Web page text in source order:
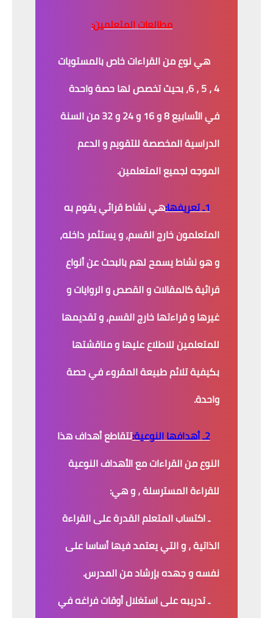
مطالعات المتعلمين:
هي نوع من القراءات خاص بالمستويات
4 ، 5 ، 6، بحيث تخصص لها حصة واحدة
في الأسابيع 8 و 16 و 24 و 32 من السنة
الدراسية المخصصة للتقويم و الدعم
الموجه لجميع المتعلمين.
1ـ تعريفها:
هي نشاط قرائي يقوم به
المتعلمون خارج القسم، و يستثمر داخله،
و هو نشاط يسمح لهم بالبحث عن أنواع
قرائية كالمقالات و القصص و الروايات و
غيرها و قراءتها خارج القسم، و تقديمها
للمتعلمين للاطلاع عليها و مناقشتها
بكيفية تلائم طبيعة المقروء في حصة
واحدة.
2ـ أهدافها النوعية:
تتقاطع أهداف هذا
النوع من القراءات مع الأهداف النوعية
للقراءة المسترسلة ، و هي:
ـ اكتساب المتعلم القدرة على القراءة
الذاتية ، و التي يعتمد فيها أساسا على
نفسه و جهده بإرشاد من المدرس.
ـ تدريبه على استغلال أوقات فراغه في